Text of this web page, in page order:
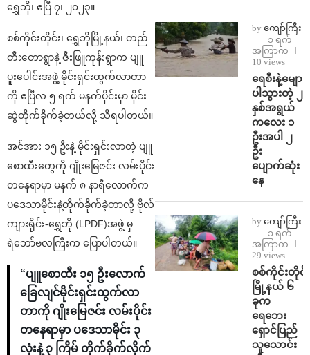
ရွှေဘို၊ ဧပြီ ၇၊ ၂၀၂၃။
စစ်ကိုင်းတိုင်း၊ ရွှေဘိုမြို့နယ်၊ တည်
တီးတောရွာနဲ့ ဇီးဖြူကုန်းရွာက ပျူ
ပူးပေါင်းအဖွဲ့ မိုင်းရှင်းထွက်လာတာ
ကို ဧပြီလ ၅ ရက် မနက်ပိုင်းမှာ မိုင်း
ဆွဲတိုက်ခိုက်ခဲ့တယ်လို့ သိရပါတယ်။
အင်အား ၁၅ ဦးနဲ့ မိုင်းရှင်းလာတဲ့ ပျူ
စောထီးတွေကို ဂျိုးမြေဇင်း လမ်းပိုင်း
တနေရာမှာ မနက် ၈ နာရီလောက်က
ပဒေသာမိုင်းနဲ့တိုက်ခိုက်ခဲ့တာလို့ ဗိုလ်
ကျားရိုင်း-ရွှေဘို (LPDF)အဖွဲ့ မှ
ရဲဘော်ဗလကြီးက ပြောပါတယ်။
“ပျူစောထီး ၁၅ ဦးလောက်‌
ခြေလျင်မိုင်းရှင်းထွက်လာ
တာကို ဂျိုးမြေဇင်း လမ်းပိုင်း
တနေရာမှာ ပဒေသာမိုင်း ၃
လုံးနဲ့ ၃ ကြိမ် တိုက်ခိုက်လိုက်
by ကျော်ကြီး
၁ ရက်
အကြာက
10 views
ရေစီးနဲ့မျော
ပါသွားတဲ့ ၂
နှစ်အရွယ်
ကလေး ၁
ဦးအပါ ၂
ဦး
ပျောက်ဆုံး
နေ
by ကျော်ကြီး
၁ ရက်
အကြာက
29 views
စစ်ကိုင်းတိုင်း
မြို့နယ် ၆
ခုက
ရေဘေး
ရှောင်ပြည်
သူသောင်း